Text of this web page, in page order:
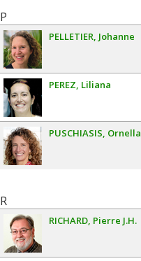
P
PELLETIER Johanne
PEREZ Liliana
PUSCHIASIS Ornella
R
RICHARD Pierre J.H.